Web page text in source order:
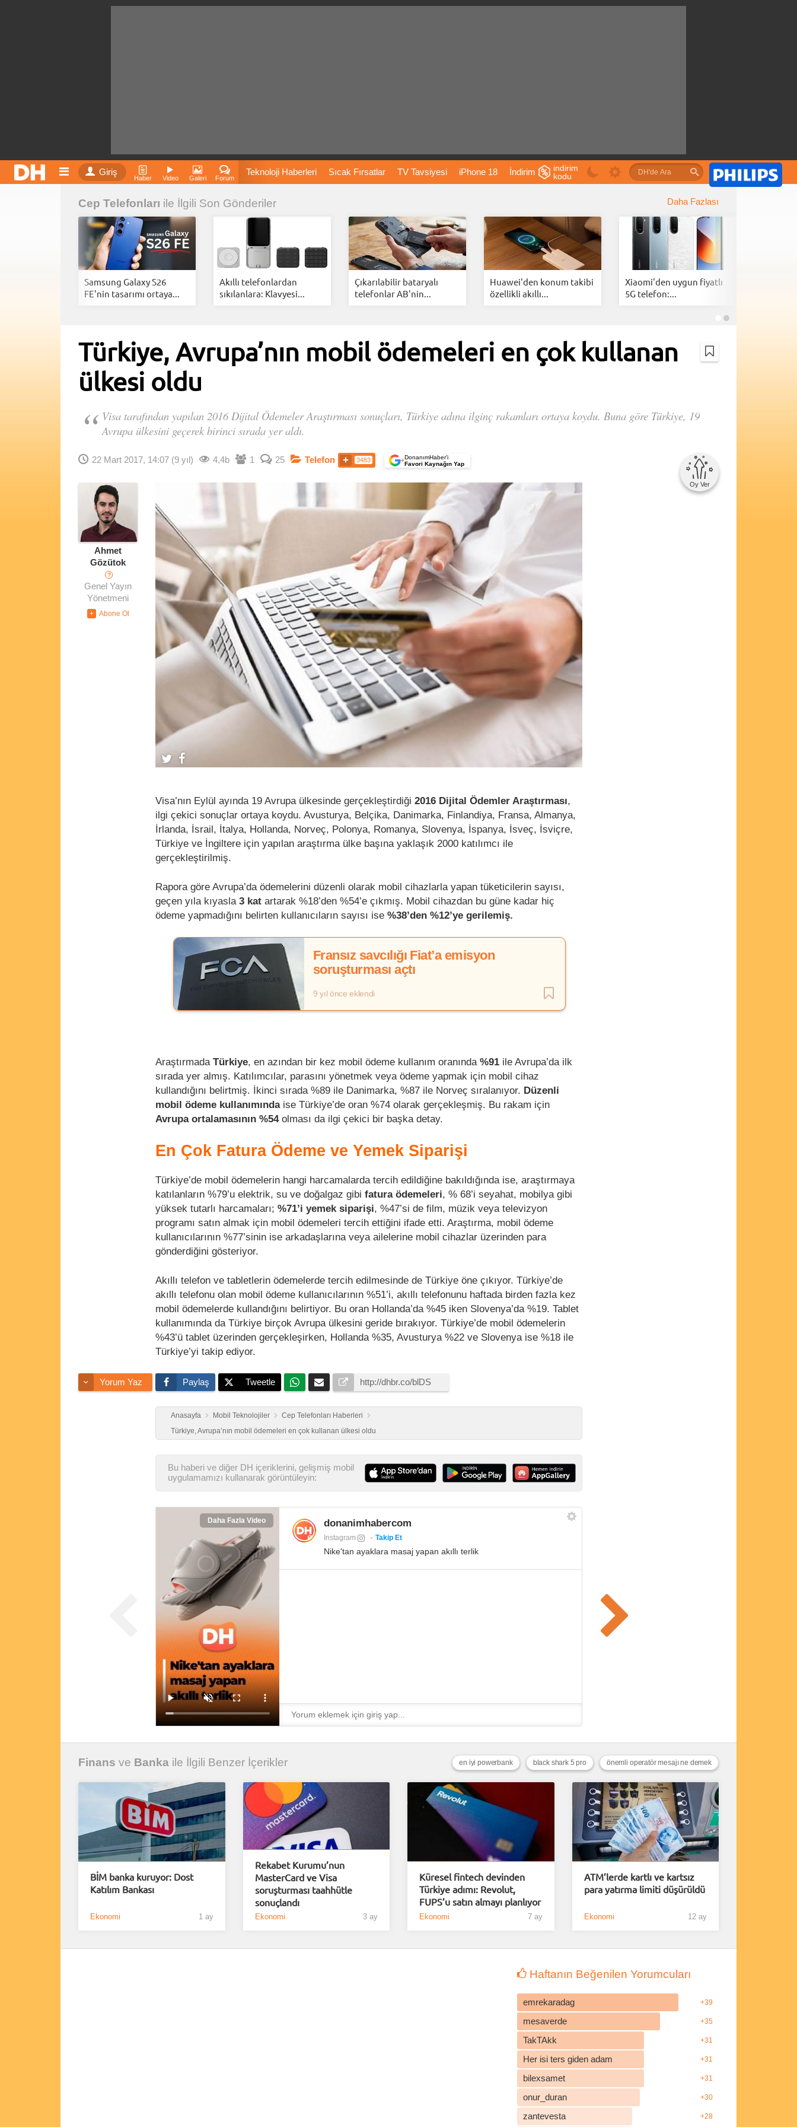
Giriş
Haber Video Galeri Forum
Teknoloji Haberleri Sıcak Fırsatlar TV Tavsiyesi iPhone 18 İndirim
Film Önerileri
Fiyatları Filmler Bitcoin Dizi Önerileri Telefon Önerileri
İnstagram Dondurma İnstagram Çöktü Mü
indirim
kodu
Cep Telefonları ile İlgili Son Gönderiler Daha Fazlası
Samsung Galaxy S26
FE'nin tasarımı ortaya...
Akıllı telefonlardan
sıkılanlara: Klavyesi...
Çıkarılabilir bataryalı
telefonlar AB'nin...
Huawei'den konum takibi
özellikli akıllı...
Xiaomi'den uygun fiyatlı
5G telefon:...
Türkiye, Avrupa’nın mobil ödemeleri en çok kullanan
ülkesi oldu
Visa tarafından yapılan 2016 Dijital Ödemeler Araştırması sonuçları, Türkiye adına ilginç rakamları ortaya koydu. Buna göre Türkiye, 19
Avrupa ülkesini geçerek birinci sırada yer aldı.
22 Mart 2017, 14:07 (9 yıl) 4,4b 1 25 Telefon 3483 +DonanımHaber’i
Favori Kaynağın Yap
Oy Ver
Ahmet
Gözütok
?
Genel Yayın
Yönetmeni
Visa’nın Eylül ayında 19 Avrupa ülkesinde gerçekleştirdiği 2016 Dijital Ödemler Araştırması,
ilgi çekici sonuçlar ortaya koydu. Avusturya, Belçika, Danimarka, Finlandiya, Fransa, Almanya,
İrlanda, İsrail, İtalya, Hollanda, Norveç, Polonya, Romanya, Slovenya, İspanya, İsveç, İsviçre,
Türkiye ve İngiltere için yapılan araştırma ülke başına yaklaşık 2000 katılımcı ile
gerçekleştirilmiş.
Rapora göre Avrupa’da ödemelerini düzenli olarak mobil cihazlarla yapan tüketicilerin sayısı,
geçen yıla kıyasla 3 kat artarak %18’den %54’e çıkmış. Mobil cihazdan bu güne kadar hiç
ödeme yapmadığını belirten kullanıcıların sayısı ise %38’den %12’ye gerilemiş.
Fransız savcılığı Fiat’a emisyon
soruşturması açtı
9 yıl önce eklendi
Araştırmada Türkiye, en azından bir kez mobil ödeme kullanım oranında %91 ile Avrupa’da ilk
sırada yer almış. Katılımcılar, parasını yönetmek veya ödeme yapmak için mobil cihaz
kullandığını belirtmiş. İkinci sırada %89 ile Danimarka, %87 ile Norveç sıralanıyor. Düzenli
mobil ödeme kullanımındaise Türkiye’de oran %74 olarak gerçekleşmiş. Bu rakam için
Avrupa ortalamasının %54olması da ilgi çekici bir başka detay.
En Çok Fatura Ödeme ve Yemek Siparişi
Türkiye’de mobil ödemelerin hangi harcamalarda tercih edildiğine bakıldığında ise, araştırmaya
katılanların %79’u elektrik, su ve doğalgaz gibi fatura ödemeleri, % 68’i seyahat, mobilya gibi
yüksek tutarlı harcamaları; %71’i yemek siparişi, %47’si de film, müzik veya televizyon
programı satın almak için mobil ödemeleri tercih ettiğini ifade etti. Araştırma, mobil ödeme
kullanıcılarının %77’sinin ise arkadaşlarına veya ailelerine mobil cihazlar üzerinden para
gönderdiğini gösteriyor.
Akıllı telefon ve tabletlerin ödemelerde tercih edilmesinde de Türkiye öne çıkıyor. Türkiye’de
akıllı telefonu olan mobil ödeme kullanıcılarının %51’i, akıllı telefonunu haftada birden fazla kez
mobil ödemelerde kullandığını belirtiyor. Bu oran Hollanda’da %45 iken Slovenya’da %19. Tablet
kullanımında da Türkiye birçok Avrupa ülkesini geride bırakıyor. Türkiye’de mobil ödemelerin
%43’ü tablet üzerinden gerçekleşirken, Hollanda %35, Avusturya %22 ve Slovenya ise %18 ile
Türkiye’yi takip ediyor.
Yorum Yaz Paylaş Tweetle
Anasayfa Mobil Teknolojiler
Cep Telefonları Haberleri
Türkiye, Avrupa’nın mobil ödemeleri en çok kullanan ülkesi oldu
Bu haberi ve diğer DH içeriklerini, gelişmiş mobil
uygulamamızı kullanarak görüntüleyin:
Daha Fazla Video donanimhabercom
Instagram Takip Et
Nike'tan ayaklara masaj yapan akıllı terlik
Finans ve Banka ile İlgili Benzer İçerikler önemli operatör mesajı ne demek
black shark 5 pro
en iyi powerbank
BİM banka kuruyor: Dost
Katılım Bankası
Ekonomi 1 ay
Rekabet Kurumu’nun
MasterCard ve Visa
soruşturması taahhütle
sonuçlandı
Ekonomi 3 ay
Küresel fintech devinden
Türkiye adımı: Revolut,
FUPS’u satın almayı planlıyor
Ekonomi 7 ay
ATM’lerde kartlı ve kartsız
para yatırma limiti düşürüldü
Ekonomi 12 ay
Haftanın Beğenilen Yorumcuları
emrekaradag +39
mesaverde +35
TakTAkk +31
Her isi ters giden adam +31
bilexsamet +31
onur_duran +30
zantevesta +28